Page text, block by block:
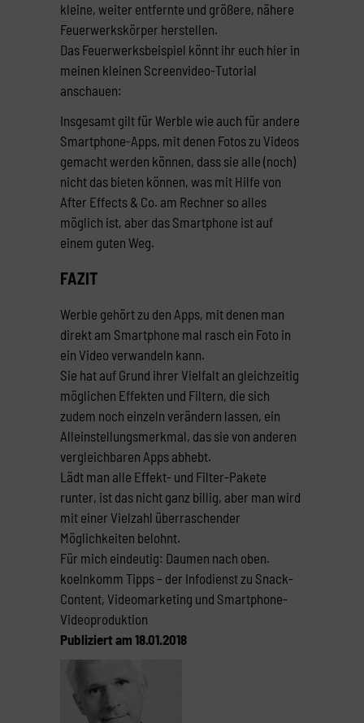
kleine, weiter entfernte und größere, nähere
Feuerwerkskörper herstellen.
Das Feuerwerksbeispiel könnt ihr euch hier in
meinen kleinen Screenvideo-Tutorial
anschauen:
Insgesamt gilt für Werble wie auch für andere
Smartphone-Apps, mit denen Fotos zu Videos
gemacht werden können, dass sie alle (noch)
nicht das bieten können, was mit Hilfe von
After Effects & Co. am Rechner so alles
möglich ist, aber das Smartphone ist auf
einem guten Weg.
FAZIT
Werble gehört zu den Apps, mit denen man
direkt am Smartphone mal rasch ein Foto in
ein Video verwandeln kann.
Sie hat auf Grund ihrer Vielfalt an gleichzeitig
möglichen Effekten und Filtern, die sich
zudem noch einzeln verändern lassen, ein
Alleinstellungsmerkmal, das sie von anderen
vergleichbaren Apps abhebt.
Lädt man alle Effekt- und Filter-Pakete
runter, ist das nicht ganz billig, aber man wird
mit einer Vielzahl überraschender
Möglichkeiten belohnt.
Für mich eindeutig: Daumen nach oben.
koelnkomm Tipps – der Infodienst zu Snack-
Content, Videomarketing und Smartphone-
Videoproduktion
Publiziert am 18.01.2018